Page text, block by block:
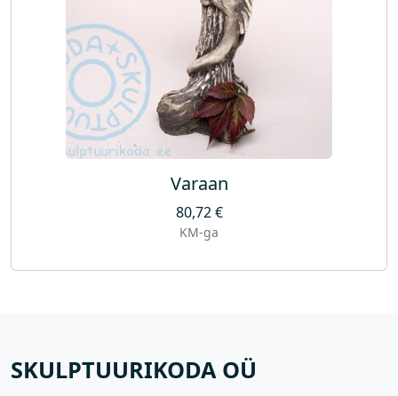
Varaan
80,72€
KM-ga
SKULPTUURIKODA OÜ